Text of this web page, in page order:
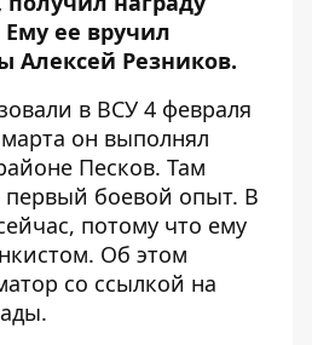
Ему ее вручил
Алексей Резников.
в ВСУ 4 февраля
он выполнял
Песков. Там
первый боевой опыт. В
потому что ему
Об этом
со ссылкой на